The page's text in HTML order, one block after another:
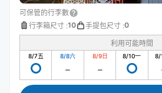
可保管的行李數
行李箱尺寸 :10 手提包尺寸 :0
利用可能時間
8/7五 8/8六 8/9日 8/10一 8/